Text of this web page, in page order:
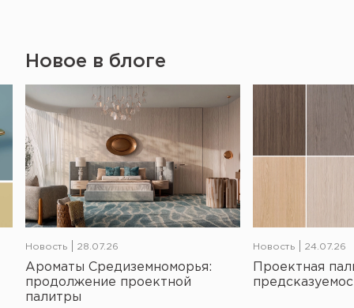
Новое в блоге
Новость 28.07.26
Ароматы Средиземноморья:
продолжение проектной
палитры
Новость 24.07.26
Проектная